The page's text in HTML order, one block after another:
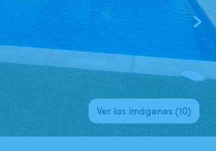
Ver las imágenes (10)